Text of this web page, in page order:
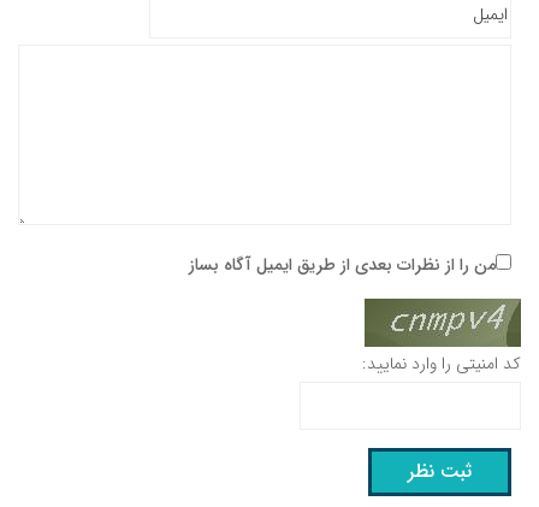
من را از نظرات بعدی از طریق ایمیل آگاه بساز
کد امنیتی را وارد نمایید: